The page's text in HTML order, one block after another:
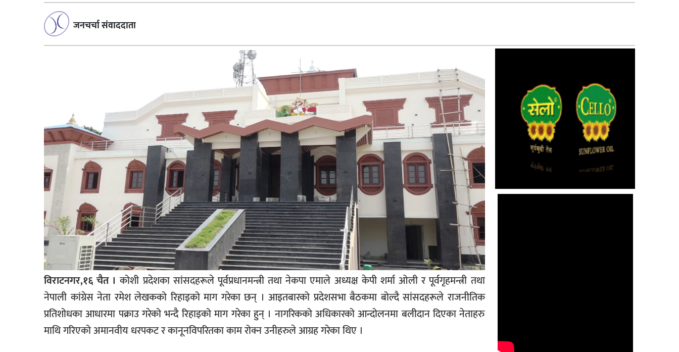
जनचर्चा संवाददाता
विराटनगर,१६ चैत । कोशी प्रदेशका सांसदहरूले पूर्वप्रधानमन्त्री तथा नेकपा एमाले अध्यक्ष केपी शर्मा ओली र पूर्वगृहमन्त्री तथा
नेपाली कांग्रेस नेता रमेश लेखकको रिहाइको माग गरेका छन् । आइतबारको प्रदेशसभा बैठकमा बोल्दै सांसदहरूले राजनीतिक
प्रतिशोधका आधारमा पक्राउ गरेको भन्दै रिहाइको माग गरेका हुन् । नागरिकको अधिकारको आन्दोलनमा बलीदान दिएका नेताहरु
माथि गरिएको अमानवीय धरपकट र कानूनविपरितका काम रोक्न उनीहरुले आग्रह गरेका थिए ।